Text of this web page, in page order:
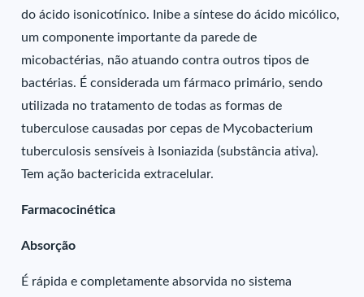
do ácido isonicotínico. Inibe a síntese do ácido micólico,
um componente importante da parede de
micobactérias, não atuando contra outros tipos de
bactérias. É considerada um fármaco primário, sendo
utilizada no tratamento de todas as formas de
tuberculose causadas por cepas de Mycobacterium
tuberculosis sensíveis à Isoniazida (substância ativa).
Tem ação bactericida extracelular.
Farmacocinética
Absorção
É rápida e completamente absorvida no sistema